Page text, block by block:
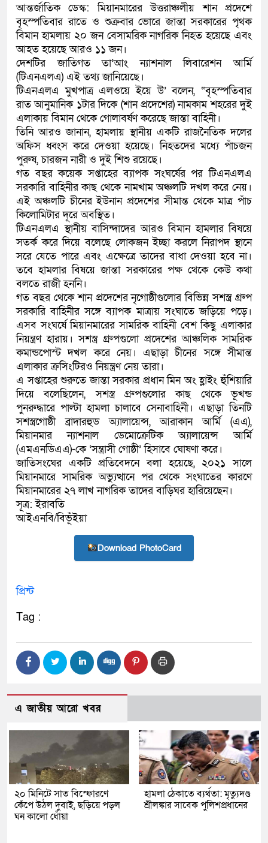
লতিফ সিদ্দিকী
নতুন মামলায় গ্রেফতার
কলিমউল্লাহকে (ভিডিও)
আন্তর্জাতিক ডেস্ক: মিয়ানমারের উত্তরাঞ্চলীয় শান প্রদেশে
বৃহস্পতিবার রাতে ও শুক্রবার ভোরে জান্তা সরকারের পৃথক
বিমান হামলায় ২০ জন বেসামরিক নাগরিক নিহত হয়েছে এবং
আহত হয়েছে আরও ১১ জন।
দেশটির জাতিগত তা’আং ন্যাশনাল লিবারেশন আর্মি
(টিএনএলএ) এই তথ্য জানিয়েছে।
টিএনএলএ মুখপাত্র এলওয়ে ইয়ে উ’ বলেন, “বৃহস্পতিবার
রাত আনুমানিক ১টার দিকে (শান প্রদেশের) নামকাম শহরের দুই
এলাকায় বিমান থেকে গোলাবর্ষণ করেছে জান্তা বাহিনী।
তিনি আরও জানান, হামলায় স্থানীয় একটি রাজনৈতিক দলের
অফিস ধ্বংস করে দেওয়া হয়েছে। নিহতদের মধ্যে পাঁচজন
পুরুষ, চারজন নারী ও দুই শিশু রয়েছে।
গত বছর কয়েক সপ্তাহের ব্যাপক সংঘর্ষের পর টিএনএলএ
সরকারি বাহিনীর কাছ থেকে নামখাম অঞ্চলটি দখল করে নেয়।
এই অঞ্চলটি চীনের ইউনান প্রদেশের সীমান্ত থেকে মাত্র পাঁচ
কিলোমিটার দূরে অবস্থিত।
টিএনএলএ স্থানীয় বাসিন্দাদের আরও বিমান হামলার বিষয়ে
সতর্ক করে দিয়ে বলেছে লোকজন ইচ্ছা করলে নিরাপদ স্থানে
সরে যেতে পারে এবং এক্ষেত্রে তাদের বাধা দেওয়া হবে না।
তবে হামলার বিষয়ে জান্তা সরকারের পক্ষ থেকে কেউ কথা
বলতে রাজী হননি।
গত বছর থেকে শান প্রদেশের নৃগোষ্ঠীগুলোর বিভিন্ন সশস্ত্র গ্রুপ
সরকারি বাহিনীর সঙ্গে ব্যাপক মাত্রায় সংঘাতে জড়িয়ে পড়ে।
এসব সংঘর্ষে মিয়ানমারের সামরিক বাহিনী বেশ কিছু এলাকার
নিয়ন্ত্রণ হারায়। সশস্ত্র গ্রুপগুলো প্রদেশের আঞ্চলিক সামরিক
কমান্ডপোস্ট দখল করে নেয়। এছাড়া চীনের সঙ্গে সীমান্ত
এলাকার ক্রসিংটিরও নিয়ন্ত্রণ নেয় তারা।
এ সপ্তাহের শুরুতে জান্তা সরকার প্রধান মিন অং হ্লাইং হুঁশিয়ারি
দিয়ে বলেছিলেন, সশস্ত্র গ্রুপগুলোর কাছ থেকে ভূখন্ড
পুনরুদ্ধারে পাল্টা হামলা চালাবে সেনাবাহিনী। এছাড়া তিনটি
সশস্ত্রগোষ্ঠী ব্রাদারহুড অ্যালায়েন্স, আরাকান আর্মি (এএ),
মিয়ানমার ন্যাশনাল ডেমোক্রেটিক অ্যালায়েন্স আর্মি
(এমএনডিএএ)-কে ‘সন্ত্রাসী গোষ্ঠী’ হিসাবে ঘোষণা করে।
জাতিসংঘের একটি প্রতিবেদনে বলা হয়েছে, ২০২১ সালে
মিয়ানমারে সামরিক অভ্যুত্থানে পর থেকে সংঘাতের কারণে
মিয়ানমারের ২৭ লাখ নাগরিক তাদের বাড়িঘর হারিয়েছেন।
সূত্র: ইরাবতি
আইএনবি/বিভূঁইয়া
Download PhotoCard
প্রিন্ট
Tag :
এ জাতীয় আরো খবর
২০ মিনিটে সাত বিস্ফোরণে
কেঁপে উঠল দুবাই, ছড়িয়ে পড়ল
ঘন কালো ধোঁয়া
হামলা ঠেকাতে ব্যর্থতা: মৃত্যুদণ্ড
শ্রীলঙ্কার সাবেক পুলিশপ্রধানের